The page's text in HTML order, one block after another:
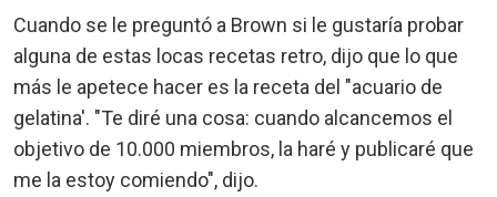
Cuando se le preguntó a Brown si le gustaría probar
alguna de estas locas recetas retro, dijo que lo que
más le apetece hacer es la receta del "acuario de
gelatina'. "Te diré una cosa: cuando alcancemos el
objetivo de 10.000 miembros, la haré y publicaré que
me la estoy comiendo", dijo.